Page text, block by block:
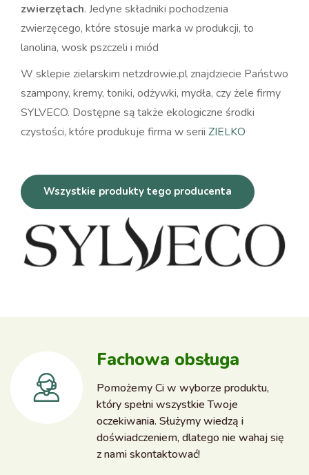
zwierzętach. Jedyne składniki pochodzenia
zwierzęcego, które stosuje marka w produkcji, to
lanolina, wosk pszczeli i miód
W sklepie zielarskim netzdrowie.pl znajdziecie Państwo
szampony, kremy, toniki, odżywki, mydła, czy żele firmy
SYLVECO. Dostępne są także ekologiczne środki
czystości, które produkuje firma w serii ZIELKO
Wszystkie produkty tego producenta
Fachowa obsługa
Pomożemy Ci w wyborze produktu,
który spełni wszystkie Twoje
oczekiwania. Służymy wiedzą i
doświadczeniem, dlatego nie wahaj się
z nami skontaktować!